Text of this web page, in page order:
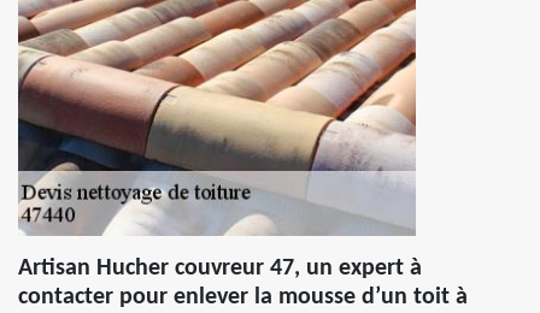
Artisan Hucher couvreur 47, un expert à
contacter pour enlever la mousse d’un toit à